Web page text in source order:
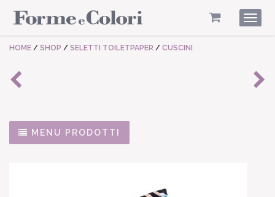
HOME / SHOP / SELETTI TOILETPAPER / CUSCINI
MENU PRODOTTI